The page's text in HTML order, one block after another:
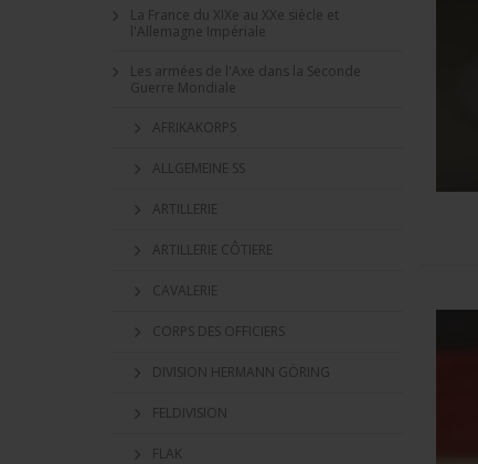
La France du XIXe au XXe siècle et
l'Allemagne Impériale
Les armées de l'Axe dans la Seconde
Guerre Mondiale
AFRIKAKORPS
ALLGEMEINE SS
ARTILLERIE
ARTILLERIE CÔTIERE
CAVALERIE
CORPS DES OFFICIERS
DIVISION HERMANN GÖRING
FELDIVISION
FLAK